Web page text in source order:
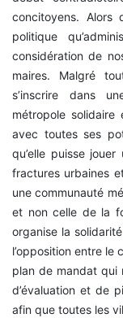
concitoyens. Alors
politique
considération de
maires. Malgré
s’inscrire dans
métropole
avec toutes ses
qu’elle puisse
fractures urbaines
une communauté
et non celle de la
organise la
l’opposition entre le
plan de mandat qui
d’évaluation et de
afin que toutes les